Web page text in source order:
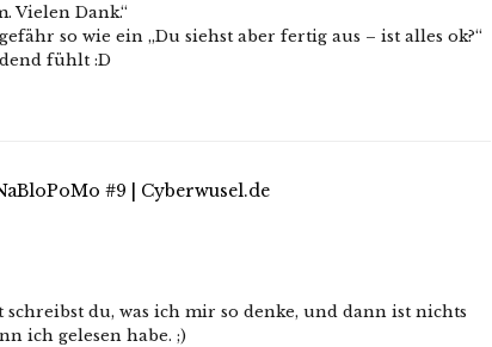
Vielen Dank.“
so wie ein „Du siehst aber fertig aus – ist alles ok?“
fühlt :D
#9 | Cyberwusel.de
du, was ich mir so denke, und dann ist nichts
ich gelesen habe. ;)